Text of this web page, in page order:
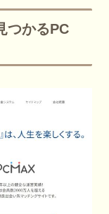
つかるPC